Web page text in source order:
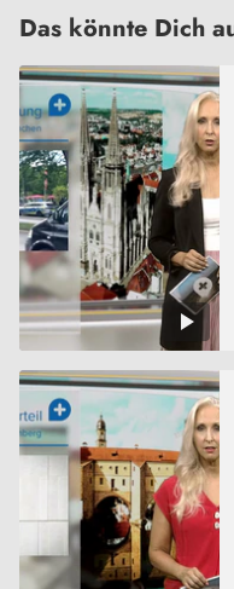
Das könnte Dich